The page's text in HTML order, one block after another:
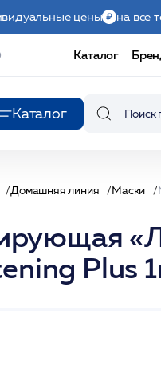
цены на все
Каталог
Каталог
Домашняя линия Маски
Plus